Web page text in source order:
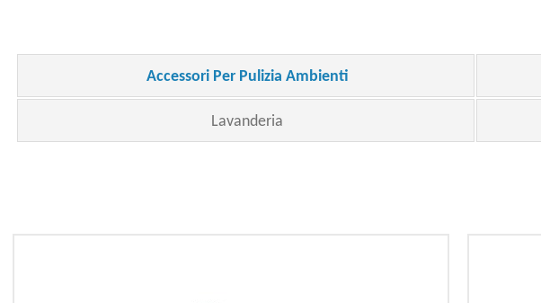
Accessori Per Pulizia Ambienti
Lavanderia